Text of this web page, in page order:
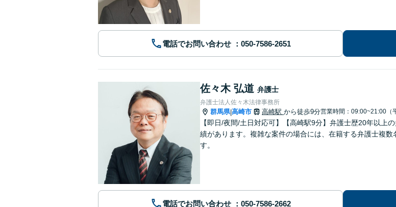
電話でお問い合わせ
佐々木 弘道 弁護士
弁護士法人佐々木法律事務所
群馬県|高崎市 高崎駅 から徒歩9分営業時間：09:00~21:00（
【即日/夜間/土日対応可】【高崎駅9分】弁護士歴20年以上
績があります。複雑な案件の場合には、在籍する弁護士複
す。
電話でお問い合わせ